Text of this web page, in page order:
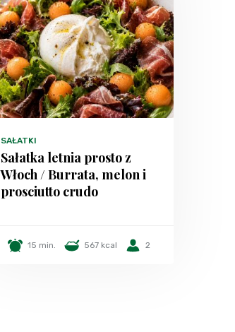
SAŁATKI
Sałatka letnia prosto z
Włoch / Burrata, melon i
prosciutto crudo
15 min. 567 kcal 2